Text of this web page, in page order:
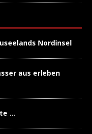
Nordinsel
aus erleben
…